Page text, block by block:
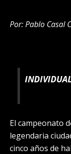
Por: Pablo Casal
El campeonato
legendaria
cinco años de